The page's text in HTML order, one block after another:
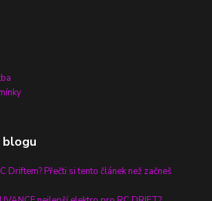
blogu
Driftem? Přečti si tento článek než začneš